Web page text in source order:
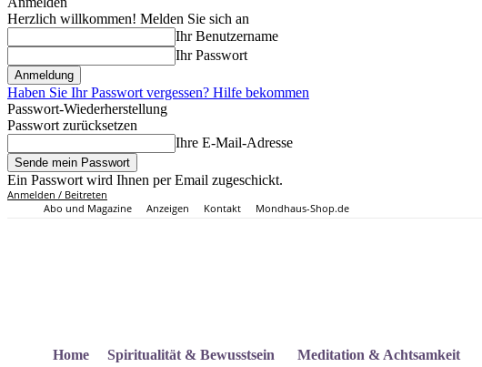
Herzlich willkommen! Melden Sie sich an
Ihr Benutzername
Ihr Passwort
Haben Sie Ihr Passwort vergessen? Hilfe bekommen
Passwort-Wiederherstellung
Passwort zurücksetzen
Ihre E-Mail-Adresse
Ein Passwort wird Ihnen per Email zugeschickt.
Anmelden / Beitreten
Abo und Magazine
Anzeigen Kontakt Mondhaus-Shop.de
Home Spiritualität & Bewusstsein Meditation & Achtsamkeit